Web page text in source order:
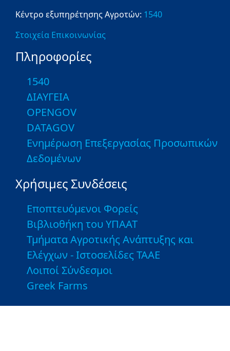
Κέντρο εξυπηρέτησης Αγροτών: 1540
Στοιχεία Επικοινωνίας
Πληροφορίες
1540
ΔΙΑΥΓΕΙΑ
OPENGOV
DATAGOV
Ενημέρωση Επεξεργασίας Προσωπικών
Δεδομένων
Χρήσιμες Συνδέσεις
Εποπτευόμενοι Φορείς
Βιβλιοθήκη του ΥΠΑΑΤ
Τμήματα Αγροτικής Ανάπτυξης και
Ελέγχων - Ιστοσελίδες ΤΑΑΕ
Λοιποί Σύνδεσμοι
Greek Farms